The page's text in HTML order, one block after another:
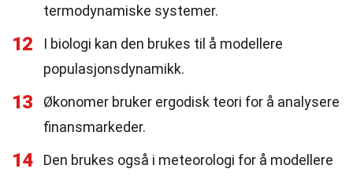
termodynamiske systemer.
12
I biologi kan den brukes til å modellere
populasjonsdynamikk.
13
Økonomer bruker ergodisk teori for å analysere
finansmarkeder.
14
Den brukes også i meteorologi for å modellere